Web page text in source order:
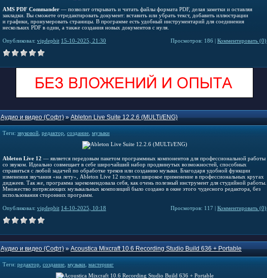
AMS PDF Commander — позволит открывать и читать файлы формата PDF, делая заметки и оставляя
закладки. Вы сможете отредактировать документ: вставить или убрать текст, добавить иллюстрации
и графики, пронумеровать страницы. В программе есть удобный инструментарий для соединения
нескольких PDF в один, а также создания новых документов с нуля.
Опубликовал: vipdepbit 15-10-2025, 21:30 Просмотров: 186 | Комментировать (0)
Аудио и видео (Софт)»Ableton Live Suite 12.2.6 (MULTi/ENG)
Теги: звуковой редактор создание музыки
Ableton Live 12 — является передовым пакетом программных компонентов для профессиональной работы
со звуком. Идеально совмещает в себе широчайший набор продвинутых возможностей, способных
справиться с любой задачей по обработке треков или созданию музыки. Благодаря удобной функции
изменения звучания «на лету», Ableton Live 12 получил широкое применение в профессиональных кругах
диджеев. Так же, программа зарекомендовала себя, как очень полезный инструмент для студийной работы.
Множество потрясающих музыкальных композиций было создано в окне этого чудесного редактора, без
использования сторонних программ.
Опубликовал: vipdepbit 14-10-2025, 10:18 Просмотров: 117 | Комментировать (0)
Аудио и видео (Софт)»Acoustica Mixcraft 10.6 Recording Studio Build 636 + Portable
Теги: редактор создание музыки мастеринг